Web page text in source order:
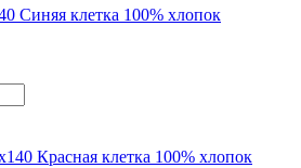
Синяя клетка 100% хлопок